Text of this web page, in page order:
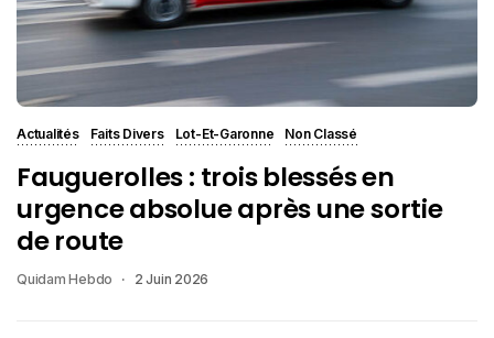
Actualités Faits Divers Lot-Et-Garonne Non Classé
Fauguerolles : trois blessés en
urgence absolue après une sortie
de route
Quidam Hebdo 2 Juin 2026